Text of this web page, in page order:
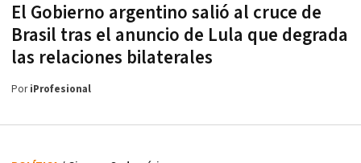
El Gobierno argentino salió al cruce de
Brasil tras el anuncio de Lula que degrada
las relaciones bilaterales
PoriProfesional